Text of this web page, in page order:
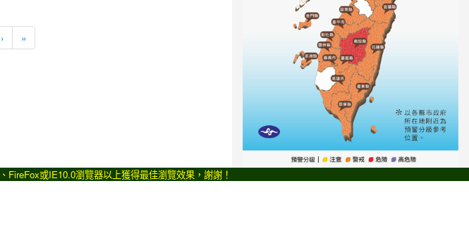
›下一頁
»
、 FireFox或IE10.0瀏覽器以上獲得最佳瀏覽效果，謝謝！